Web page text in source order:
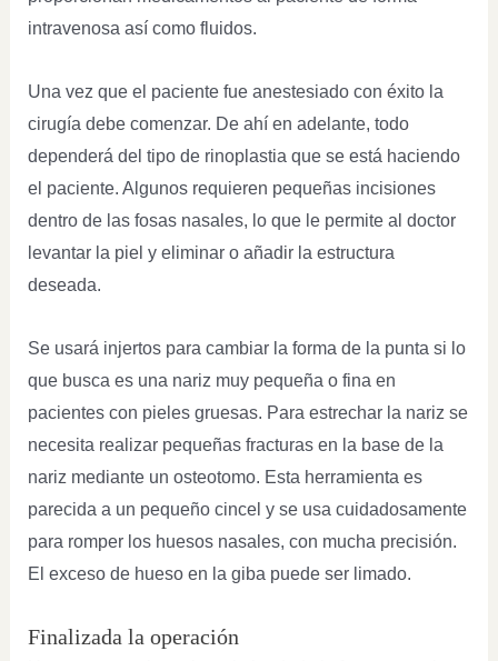
intravenosa así como fluidos.
Una vez que el paciente fue anestesiado con éxito la
cirugía debe comenzar. De ahí en adelante, todo
dependerá del tipo de rinoplastia que se está haciendo
el paciente. Algunos requieren pequeñas incisiones
dentro de las fosas nasales, lo que le permite al doctor
levantar la piel y eliminar o añadir la estructura
deseada.
Se usará injertos para cambiar la forma de la punta si lo
que busca es una nariz muy pequeña o fina en
pacientes con pieles gruesas. Para estrechar la nariz se
necesita realizar pequeñas fracturas en la base de la
nariz mediante un osteotomo. Esta herramienta es
parecida a un pequeño cincel y se usa cuidadosamente
para romper los huesos nasales, con mucha precisión.
El exceso de hueso en la giba puede ser limado.
Finalizada la operación